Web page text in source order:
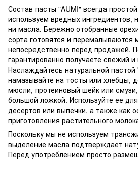
Состав пасты "AUMI" всегда
используем вредных ингредиентов,
ни масла. Бережно отобранные
сорта готовятся и перемалываются
непосредственно перед продажей.
гарантированно получаете свежий
Наслаждайтесь натуральной
намазывайте на тосты или хлебцы,
мюсли, протеиновый шейк или
большой ложкой. Используйте ее
десертов или выпечки, а также как
приготовления растительного
Поскольку мы не используем
выделение масла подтверждает
Перед употреблением просто